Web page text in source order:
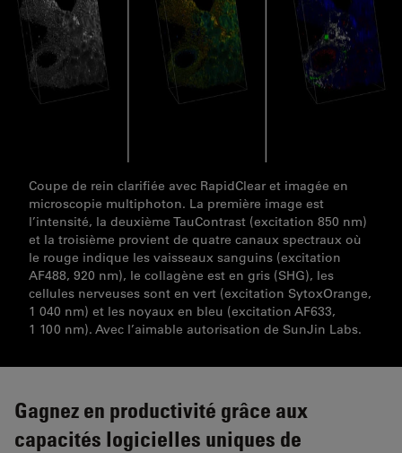
Coupe de rein clarifiée avec RapidClear et imagée en
microscopie multiphoton. La première image est
l’intensité, la deuxième TauContrast (excitation 850 nm)
et la troisième provient de quatre canaux spectraux où
le rouge indique les vaisseaux sanguins (excitation
AF488, 920 nm), le collagène est en gris (SHG), les
cellules nerveuses sont en vert (excitation SytoxOrange,
1 040 nm) et les noyaux en bleu (excitation AF633,
1 100 nm). Avec l’aimable autorisation de SunJin Labs.
Gagnez en productivité grâce aux
capacités logicielles uniques de